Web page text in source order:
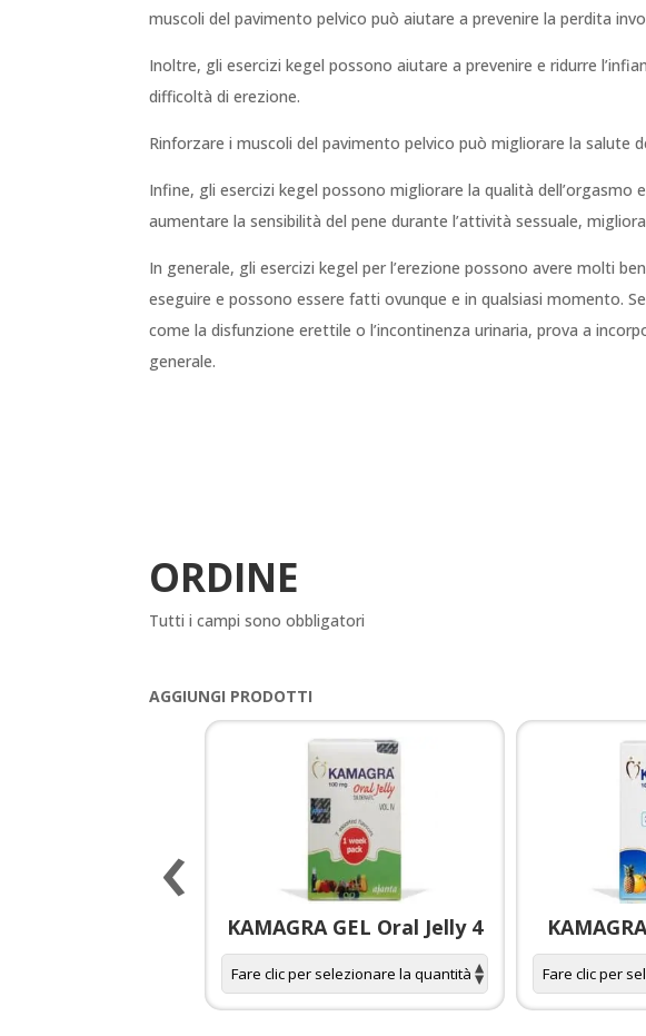
muscoli del pavimento pelvico può aiutare a prevenire la perdita
Inoltre, gli esercizi kegel possono aiutare a prevenire e ridurre
difficoltà di erezione.
Rinforzare i muscoli del pavimento pelvico può migliorare la salute
Infine, gli esercizi kegel possono migliorare la qualità
aumentare la sensibilità del pene durante l’attività sessuale,
In generale, gli esercizi kegel per l’erezione possono avere molti
eseguire e possono essere fatti ovunque e in qualsiasi momento.
come la disfunzione erettile o l’incontinenza urinaria, prova a
generale.
ORDINE
Tutti i campi sono obbligatori
AGGIUNGI PRODOTTI
KAMAGRA GEL Oral Jelly 4
‹